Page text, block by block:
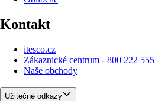
Kontakt
itesco.cz
Zákaznické centrum - 800 222 555
Naše obchody
Užitečné odkazy